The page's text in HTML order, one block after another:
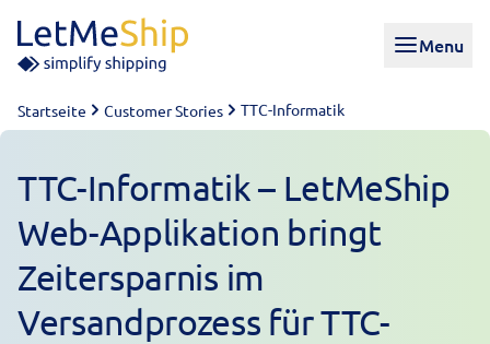
Menu
Startseite Customer Stories TTC-Informatik
TTC-Informatik – LetMeShip
Web-Applikation bringt
Zeitersparnis im
Versandprozess für TTC-